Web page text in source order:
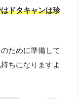
ドタキャンは珍
ために準備して
ちになりますよ